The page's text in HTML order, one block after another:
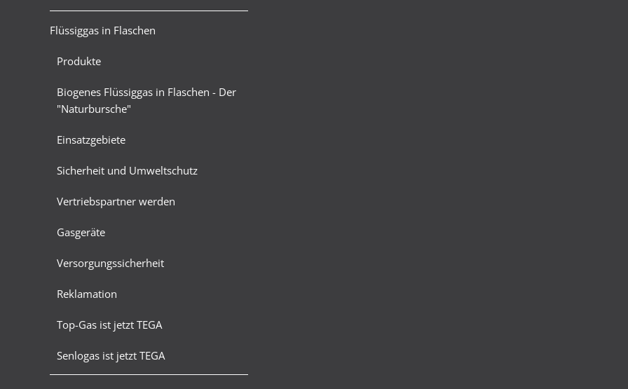
Flüssiggas in Flaschen
Produkte
Biogenes Flüssiggas in Flaschen - Der
"Naturbursche"
Einsatzgebiete
Sicherheit und Umweltschutz
Vertriebspartner werden
Gasgeräte
Versorgungssicherheit
Reklamation
Top-Gas ist jetzt TEGA
Senlogas ist jetzt TEGA